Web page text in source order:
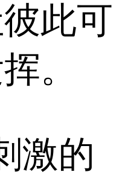
此可
。
激的